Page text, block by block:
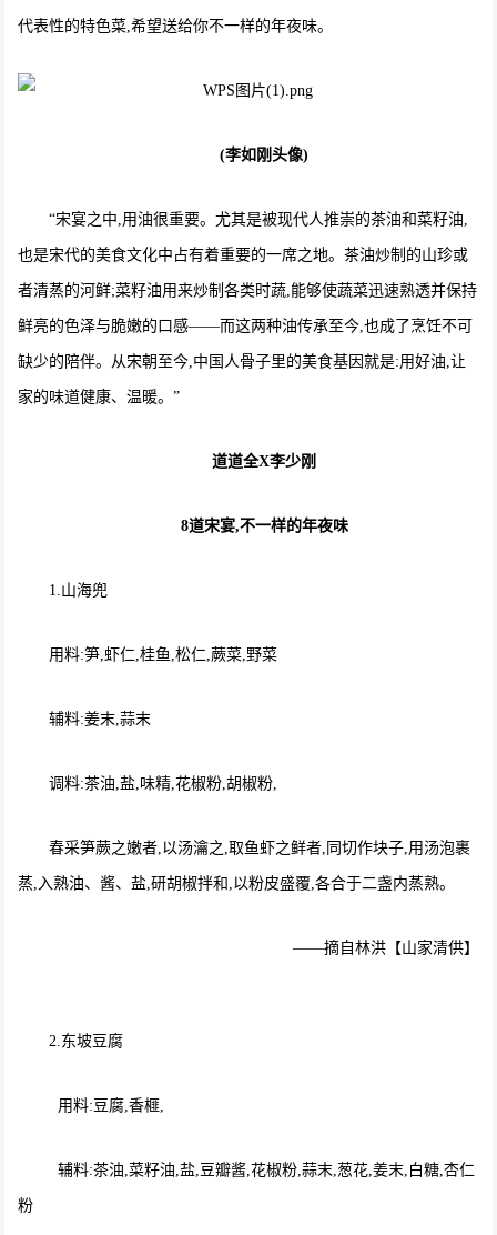
代表性的特色菜,希望送给你不一样的年夜味。
(李如刚头像)
“宋宴之中,用油很重要。尤其是被现代人推崇的茶油和菜籽油,
也是宋代的美食文化中占有着重要的一席之地。茶油炒制的山珍或
者清蒸的河鲜;菜籽油用来炒制各类时蔬,能够使蔬菜迅速熟透并保持
鲜亮的色泽与脆嫩的口感——而这两种油传承至今,也成了烹饪不可
缺少的陪伴。从宋朝至今,中国人骨子里的美食基因就是:用好油,让
家的味道健康、温暖。”
道道全X李少刚
8道宋宴,不一样的年夜味
1.山海兜
用料:笋,虾仁,桂鱼,松仁,蕨菜,野菜
辅料:姜末,蒜末
调料:茶油,盐,味精,花椒粉,胡椒粉,
春采笋蕨之嫩者,以汤瀹之,取鱼虾之鲜者,同切作块子,用汤泡裹
蒸,入熟油、酱、盐,研胡椒拌和,以粉皮盛覆,各合于二盏内蒸熟。
——摘自林洪【山家清供】
2.东坡豆腐
用料:豆腐,香榧,
辅料:茶油,菜籽油,盐,豆瓣酱,花椒粉,蒜末,葱花,姜末,白糖,杏仁
粉